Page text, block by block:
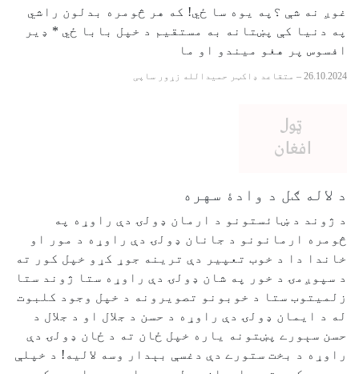
غوږ نه شې ؟په یوه سا ځي! که هر څومره بدلون راشي
په دنیا کې پښتانه به مستقیم د خپل بابا ځي * ډیر
افسوس پر هغو میندو او ما
26.10.2024
– متقاعد ډاکټر حمیدالله زړور ساپی
د لاله ګل د وادۀ سهره
د ژوند د ښائستونو د ارمان ډولۍ دې راوړه په
څومره ارمانونو د جانان ډولۍ دې راوړه د مور او
خاندا دا د خوب تعپير دې ترينه جوړ کړو خپل کور ته
د سپوږمۍ د خور په شان ډولۍ دې راوړه ستا ژوند ستا
زلميتوب ستا د خوبونو تصويرونه د خپل وجود کلبوت
له د ايمان ډولۍ دې راوړه د حسن د جلال او د جلال د
حسن سېورے پښتونه ياره خپل ځان ته د ځان ډولۍ دې
راوړه د بخت ستورے دې دغسې بېدار وسه لاليه! د خپلې